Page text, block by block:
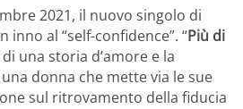
2021, il nuovo singolo di
inno al “self-confidence”. “Più di
una storia d’amore e la
donna che mette via le sue
sul ritrovamento della fiducia